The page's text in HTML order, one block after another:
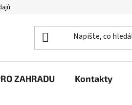
ZAHRADU Kontakty